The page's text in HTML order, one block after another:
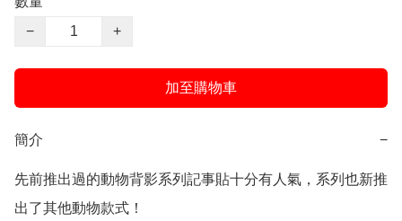
−
+
加至購物車
簡介 −
先前推出過的動物背影系列記事貼十分有人氣，系列也新推
出了其他動物款式！